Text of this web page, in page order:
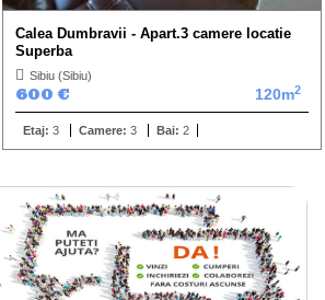
Calea Dumbravii - Apart.3 camere locatie
Superba
Sibiu (Sibiu)
600 € 120m2
Etaj: 3 Camere: 3 Bai: 2